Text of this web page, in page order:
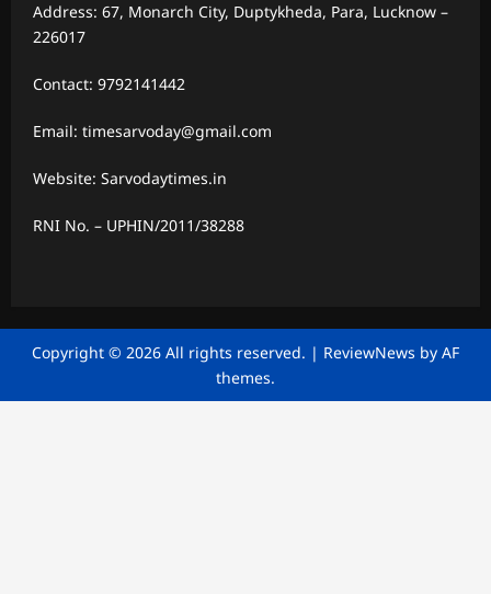
Address: 67, Monarch City, Duptykheda, Para, Lucknow –
226017
Contact: 9792141442
Email: timesarvoday@gmail.com
Website: Sarvodaytimes.in
RNI No. – UPHIN/2011/38288
Copyright © 2026 All rights reserved. | ReviewNews by AF
themes.